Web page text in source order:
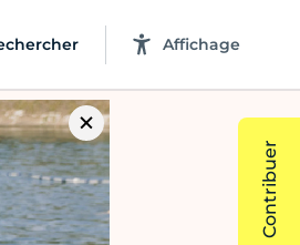
Affichage
Contribuer